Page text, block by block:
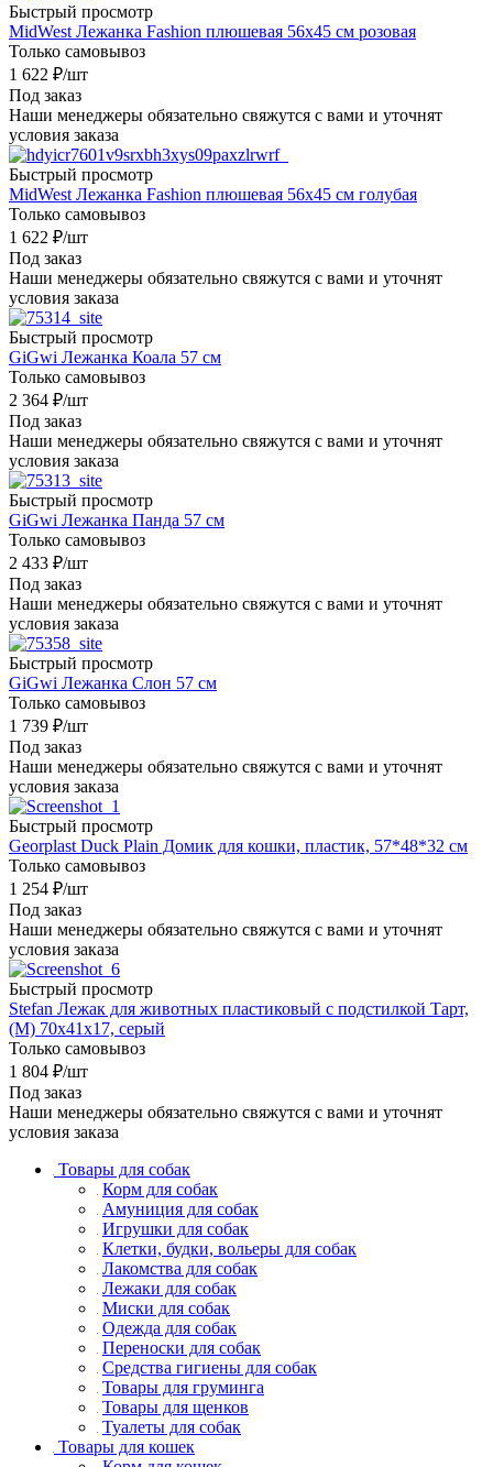
Быстрый просмотр
MidWest Лежанка Fashion плюшевая 56х45 см розовая
Только самовывоз
1 622 ₽/шт
Под заказ
Наши менеджеры обязательно свяжутся с вами и уточнят
условия заказа
Быстрый просмотр
MidWest Лежанка Fashion плюшевая 56х45 см голубая
Только самовывоз
1 622 ₽/шт
Под заказ
Наши менеджеры обязательно свяжутся с вами и уточнят
условия заказа
Быстрый просмотр
GiGwi Лежанка Коала 57 см
Только самовывоз
2 364 ₽/шт
Под заказ
Наши менеджеры обязательно свяжутся с вами и уточнят
условия заказа
Быстрый просмотр
GiGwi Лежанка Панда 57 см
Только самовывоз
2 433 ₽/шт
Под заказ
Наши менеджеры обязательно свяжутся с вами и уточнят
условия заказа
Быстрый просмотр
GiGwi Лежанка Слон 57 см
Только самовывоз
1 739 ₽/шт
Под заказ
Наши менеджеры обязательно свяжутся с вами и уточнят
условия заказа
Быстрый просмотр
Georplast Duck Plain Домик для кошки, пластик, 57*48*32 см
Только самовывоз
1 254 ₽/шт
Под заказ
Наши менеджеры обязательно свяжутся с вами и уточнят
условия заказа
Быстрый просмотр
Stefan Лежак для животных пластиковый с подстилкой Тарт,
(M) 70х41х17, серый
Только самовывоз
1 804 ₽/шт
Под заказ
Наши менеджеры обязательно свяжутся с вами и уточнят
условия заказа
Товары для собак
Корм для собак
Амуниция для собак
Игрушки для собак
Клетки, будки, вольеры для собак
Лакомства для собак
Лежаки для собак
Миски для собак
Одежда для собак
Переноски для собак
Средства гигиены для собак
Товары для груминга
Товары для щенков
Туалеты для собак
Товары для кошек